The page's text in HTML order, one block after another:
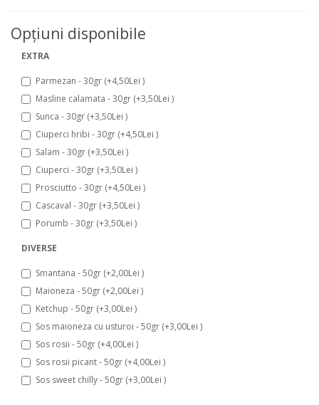
Opţiuni disponibile
EXTRA
Parmezan - 30gr (+4,50Lei )
Masline calamata - 30gr (+3,50Lei )
Sunca - 30gr (+3,50Lei )
Ciuperci hribi - 30gr (+4,50Lei )
Salam - 30gr (+3,50Lei )
Ciuperci - 30gr (+3,50Lei )
Prosciutto - 30gr (+4,50Lei )
Cascaval - 30gr (+3,50Lei )
Porumb - 30gr (+3,50Lei )
DIVERSE
Smantana - 50gr (+2,00Lei )
Maioneza - 50gr (+2,00Lei )
Ketchup - 50gr (+3,00Lei )
Sos maioneza cu usturoi - 50gr (+3,00Lei )
Sos rosii - 50gr (+4,00Lei )
Sos rosii picant - 50gr (+4,00Lei )
Sos sweet chilly - 50gr (+3,00Lei )